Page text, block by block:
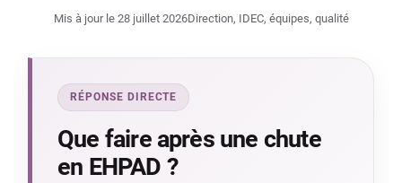
Mis à jour le 28 juillet 2026Direction, IDEC, équipes, qualité
RÉPONSE DIRECTE
Que faire après une chute
en EHPAD ?